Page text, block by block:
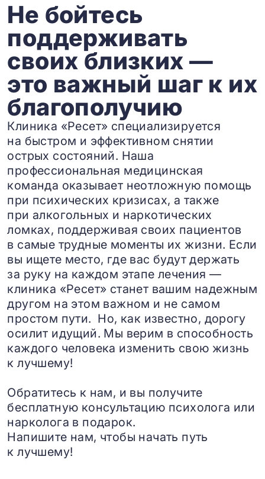
Не бойтесь
поддерживать
своих близких —
это важный шаг к их
благополучию
Клиника «Ресет» специализируется
на быстром и эффективном снятии
острых состояний. Наша
профессиональная медицинская
команда оказывает неотложную помощь
при психических кризисах, а также
при алкогольных и наркотических
ломках, поддерживая своих пациентов
в самые трудные моменты их жизни. Если
вы ищете место, где вас будут держать
за руку на каждом этапе лечения —
клиника «Ресет» станет вашим надежным
другом на этом важном и не самом
простом пути. Но, как известно, дорогу
осилит идущий. Мы верим в способность
каждого человека изменить свою жизнь
к лучшему!
Обратитесь к нам, и вы получите
бесплатную консультацию психолога или
нарколога в подарок.
Напишите нам, чтобы начать путь
к лучшему!